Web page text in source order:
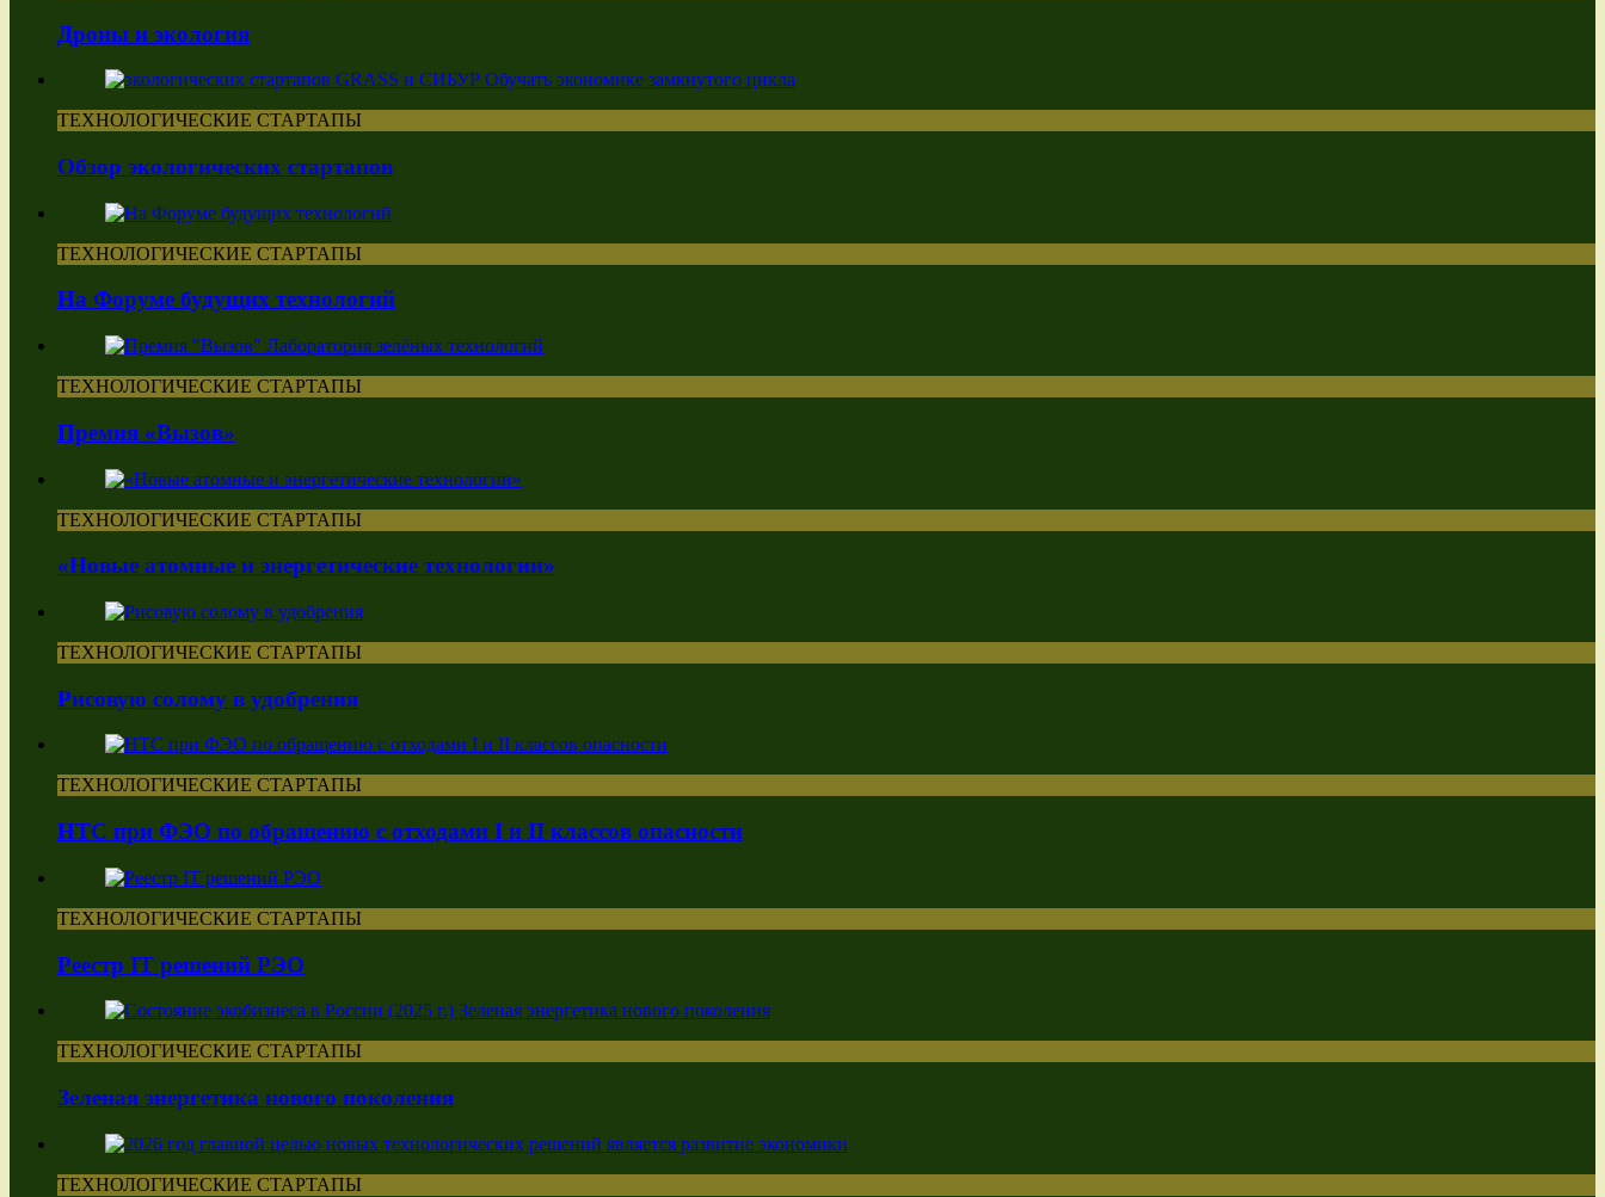
Дроны и экология
ТЕХНОЛОГИЧЕСКИЕ СТАРТАПЫ
Обзор экологических стартапов
ТЕХНОЛОГИЧЕСКИЕ СТАРТАПЫ
На Форуме будущих технологий
ТЕХНОЛОГИЧЕСКИЕ СТАРТАПЫ
Премия «Вызов»
ТЕХНОЛОГИЧЕСКИЕ СТАРТАПЫ
«Новые атомные и энергетические технологии»
ТЕХНОЛОГИЧЕСКИЕ СТАРТАПЫ
Рисовую солому в удобрения
ТЕХНОЛОГИЧЕСКИЕ СТАРТАПЫ
НТС при ФЭО по обращению с отходами I и II классов опасности
ТЕХНОЛОГИЧЕСКИЕ СТАРТАПЫ
Реестр IT решений РЭО
ТЕХНОЛОГИЧЕСКИЕ СТАРТАПЫ
Зеленая энергетика нового поколения
ТЕХНОЛОГИЧЕСКИЕ СТАРТАПЫ